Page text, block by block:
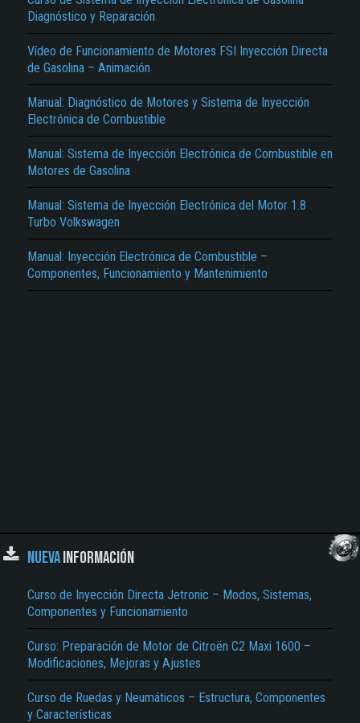
Diagnóstico y Reparación
Vídeo de Funcionamiento de Motores FSI Inyección Directa
de Gasolina – Animación
Manual: Diagnóstico de Motores y Sistema de Inyección
Electrónica de Combustible
Manual: Sistema de Inyección Electrónica de Combustible en
Motores de Gasolina
Manual: Sistema de Inyección Electrónica del Motor 1.8
Turbo Volkswagen
Manual: Inyección Electrónica de Combustible –
Componentes, Funcionamiento y Mantenimiento
NUEVAINFORMACIÓN
Curso de Inyección Directa Jetronic – Modos, Sistemas,
Componentes y Funcionamiento
Curso: Preparación de Motor de Citroën C2 Maxi 1600 –
Modificaciones, Mejoras y Ajustes
Curso de Ruedas y Neumáticos – Estructura, Componentes
y Características
Texto o Imagen de portada son erróneos.
No carga o no se visualiza el contenido.
Reportar otro tipo de error...